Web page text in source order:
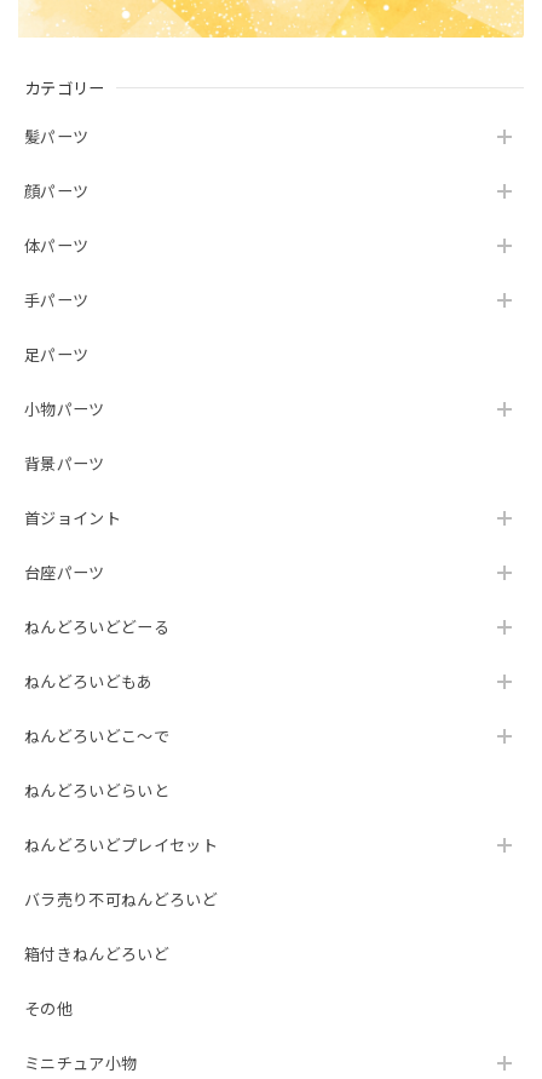
カテゴリー
髪パーツ
顔パーツ
体パーツ
手パーツ
足パーツ
小物パーツ
背景パーツ
首ジョイント
台座パーツ
ねんどろいどどーる
ねんどろいどもあ
ねんどろいどこ～で
ねんどろいどらいと
ねんどろいどプレイセット
バラ売り不可ねんどろいど
箱付きねんどろいど
その他
ミニチュア小物